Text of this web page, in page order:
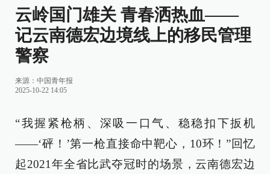
云岭国门雄关 青春洒热血——
记云南德宏边境线上的移民管理
警察
来源： 中国青年报
2025-10-22 14:05
“我握紧枪柄、深吸一口气、稳稳扣下扳机
——‘砰！’第一枪直接命中靶心，10环！”回忆
起2021年全省比武夺冠时的场景，云南德宏边